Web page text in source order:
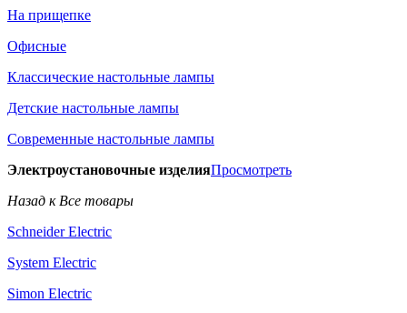
На прищепке
Офисные
Классические настольные лампы
Детские настольные лампы
Современные настольные лампы
Электроустановочные изделияПросмотреть
Назад к Все товары
Schneider Electric
System Electric
Simon Electric